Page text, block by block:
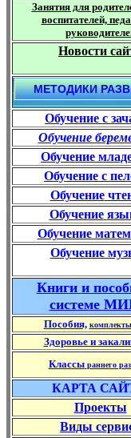
Занятия для
воспитателей,
Новости
МЕТОДИКИ
Обучение с
Обучение
Обучение
Обучение с
Обучение
Обучение
Обучение
Обучение
Книги и
системе
Пособия,
Здоровье и
Классы раннего
КАРТА
Проекты
Виды